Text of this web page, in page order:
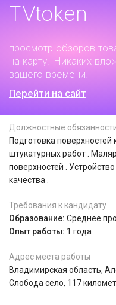
TVtoken
просмотр обзоров
на карту! Никаких
вашего времени!
Перейти на сайт
Должностные
Подготовка
штукатурных работ .
поверхностей .
качества .
Требования к кандидату
Образование: Среднее
Опыт работы: 1 года
Адрес места работы
Владимирская область,
Слобода село, 117